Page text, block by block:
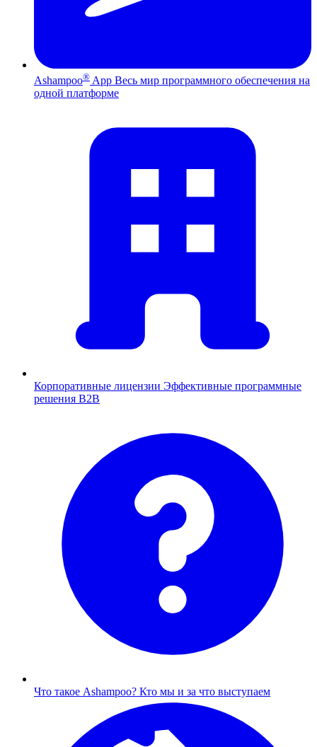
Ashampoo® App Весь мир программного обеспечения на
одной платформе
Корпоративные лицензии Эффективные программные
решения B2B
Что такое Ashampoo? Кто мы и за что выступаем